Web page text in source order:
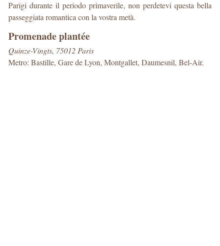
Parigi durante il periodo primaverile, non perdetevi questa bella
passeggiata romantica con la vostra metà.
Promenade plantée
Quinze-Vingts, 75012 Paris
Metro: Bastille, Gare de Lyon, Montgallet, Daumesnil, Bel-Air.